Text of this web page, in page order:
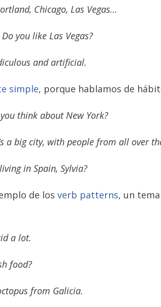
Chicago, Las Vegas…
you like Las Vegas?
and artificial.
simple, porque hablamos de
think about New York?
a big city, with people from all over
in Spain, Sylvia?
de los verb patterns, un
a lot.
food?
from Galicia.